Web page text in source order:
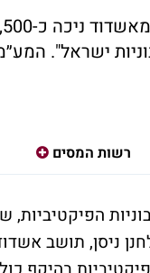
רשות המסים
ניסן, תושב